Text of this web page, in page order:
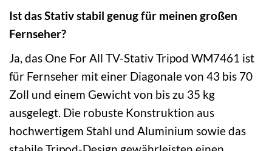
Ist das Stativ stabil genug für meinen großen
Fernseher?
Ja, das One For All TV-Stativ Tripod WM7461 ist
für Fernseher mit einer Diagonale von 43 bis 70
Zoll und einem Gewicht von bis zu 35 kg
ausgelegt. Die robuste Konstruktion aus
hochwertigem Stahl und Aluminium sowie das